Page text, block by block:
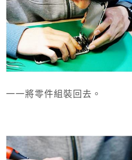
一一將零件組裝回去。